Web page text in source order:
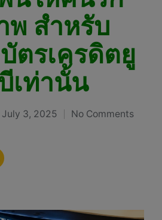
พ สำหรับ
ตรเครดิตยู
เท่านั้น
July 3, 2025 No Comments